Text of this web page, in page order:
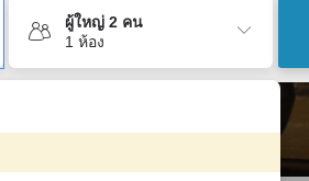
ผู้ใหญ่ 2 คน
1 ห้อง